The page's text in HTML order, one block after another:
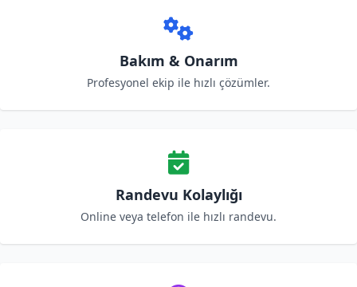
Bakım & Onarım
Profesyonel ekip ile hızlı çözümler.
Randevu Kolaylığı
Online veya telefon ile hızlı randevu.